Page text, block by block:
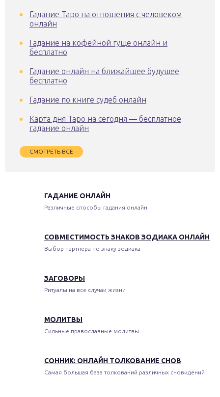
Гадание Таро на отношения с человеком
онлайн
Гадание на кофейной гуще онлайн и
бесплатно
Гадание онлайн на ближайшее будущее
бесплатно
Гадание по книге судеб онлайн
Карта дня Таро на сегодня — бесплатное
гадание онлайн
СМОТРЕТЬ ВСЁ
ГАДАНИЕ ОНЛАЙН
Различные способы гадания онлайн
СОВМЕСТИМОСТЬ ЗНАКОВ ЗОДИАКА ОНЛАЙН
Выбор партнера по знаку зодиака
ЗАГОВОРЫ
Ритуалы на все случаи жизни
МОЛИТВЫ
Сильные православные молитвы
СОННИК: ОНЛАЙН ТОЛКОВАНИЕ СНОВ
Самая большая база толкований различных сновидений